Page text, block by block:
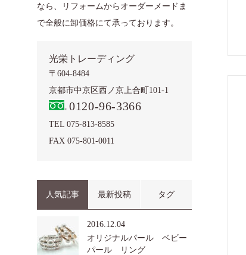
なら、リフォームからオーダーメードま
で全般に卸価格にて承っております。
光栄トレーディング
〒604-8484
京都市中京区西ノ京上合町101-1
0120-96-3366
TEL 075-813-8585
FAX 075-801-0011
人気記事 最新投稿 タグ
2016.12.04
オリジナルパール ベビー
パール リング